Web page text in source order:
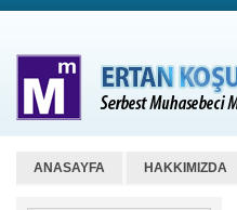
ANASAYFA HAKKIMIZDA